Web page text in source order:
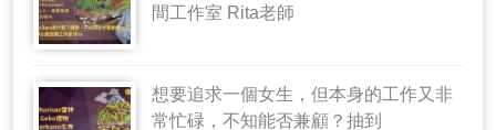
間工作室 Rita老師
想要追求一個女生，但本身的工作又非
常忙碌，不知能否兼顧？抽到